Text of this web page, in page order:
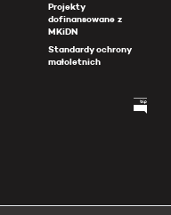
Projekty
dofinansowane z
MKiDN
Standardy ochrony
małoletnich